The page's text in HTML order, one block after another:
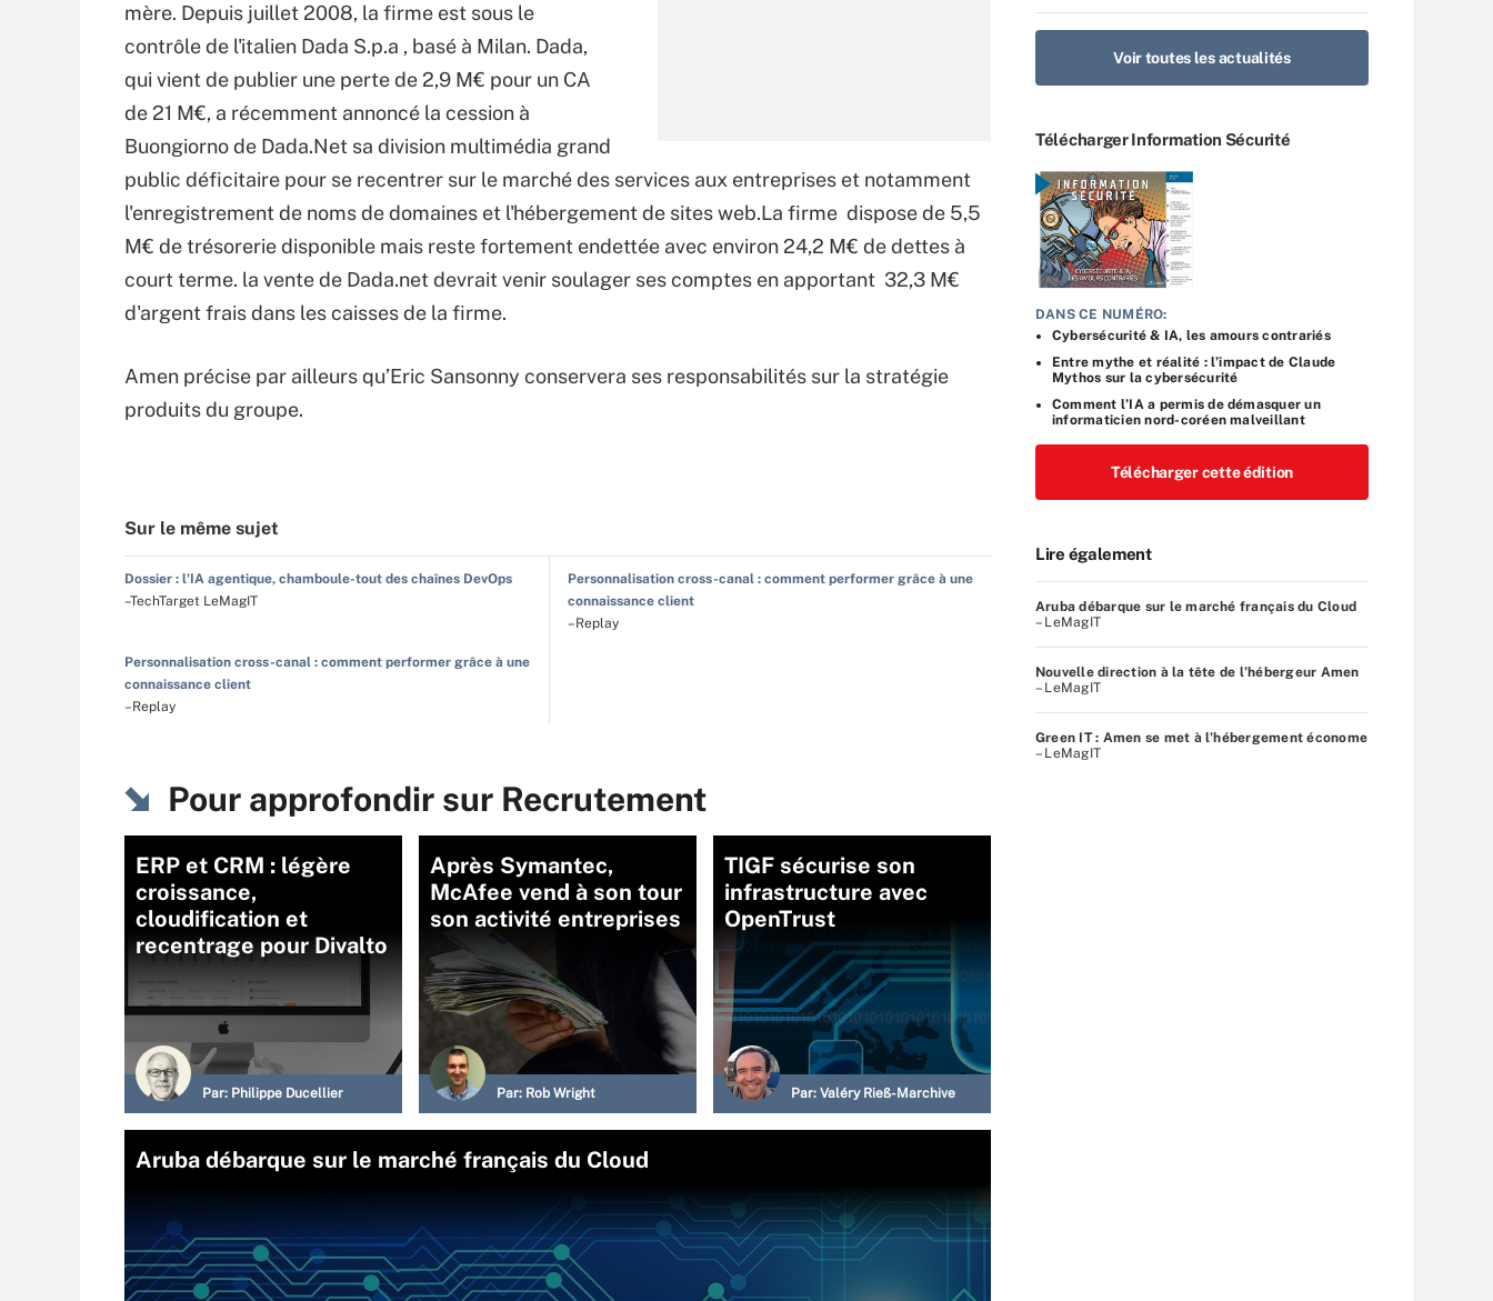
mère. Depuis juillet 2008, la firme est sous le
contrôle de l'italien Dada S.p.a , basé à Milan. Dada,
qui vient de publier une perte de 2,9 M€ pour un CA
de 21 M€, a récemment annoncé la cession à
Buongiorno de Dada.Net sa division multimédia grand
public déficitaire pour se recentrer sur le marché des services aux entreprises et notamment
l'enregistrement de noms de domaines et l'hébergement de sites web.La firme dispose de 5,5
M€ de trésorerie disponible mais reste fortement endettée avec environ 24,2 M€ de dettes à
court terme. la vente de Dada.net devrait venir soulager ses comptes en apportant 32,3 M€
d'argent frais dans les caisses de la firme.
Amen précise par ailleurs qu’Eric Sansonny conservera ses responsabilités sur la stratégie
produits du groupe.
Sur le même sujet
Dossier : l'IA agentique, chamboule-tout des chaînes DevOps
–TechTarget LeMagIT
Personnalisation cross-canal : comment performer grâce à une
connaissance client
–Replay
Personnalisation cross-canal : comment performer grâce à une
connaissance client
–Replay
Pour approfondir sur Recrutement
ERP et CRM : légère
croissance,
cloudification et
recentrage pour Divalto
Par: Philippe Ducellier
Après Symantec,
McAfee vend à son tour
son activité entreprises
Par: Rob Wright
TIGF sécurise son
infrastructure avec
OpenTrust
Par: Valéry Rieß-Marchive
Aruba débarque sur le marché français du Cloud
Voir toutes les actualités
Télécharger Information Sécurité
DANS CE NUMÉRO:
Cybersécurité & IA, les amours contrariés
Entre mythe et réalité : l’impact de Claude
Mythos sur la cybersécurité
Comment l’IA a permis de démasquer un
informaticien nord-coréen malveillant
Télécharger cette édition
Lire également
Aruba débarque sur le marché français du Cloud
– LeMagIT
Nouvelle direction à la tête de l’hébergeur Amen
– LeMagIT
Green IT : Amen se met à l'hébergement économe
– LeMagIT